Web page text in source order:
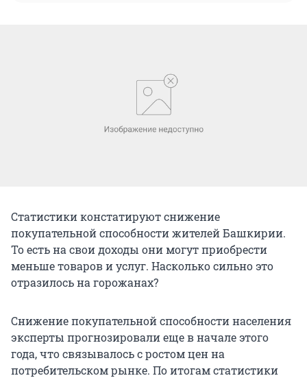
Статистики констатируют снижение
покупательной способности жителей Башкирии.
То есть на свои доходы они могут приобрести
меньше товаров и услуг. Насколько сильно это
отразилось на горожанах?
Снижение покупательной способности населения
эксперты прогнозировали еще в начале этого
года, что связывалось с ростом цен на
потребительском рынке. По итогам статистики